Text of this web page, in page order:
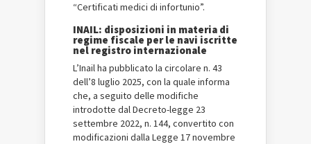
“Certificati medici di infortunio”.
INAIL: disposizioni in materia di
regime fiscale per le navi iscritte
nel registro internazionale
L’Inail ha pubblicato la circolare n. 43
dell’8 luglio 2025, con la quale informa
che, a seguito delle modifiche
introdotte dal Decreto-legge 23
settembre 2022, n. 144, convertito con
modificazioni dalla Legge 17 novembre